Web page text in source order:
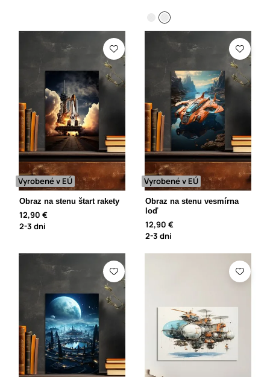
Vyrobené v EÚ
Obraz na stenu štart rakety
12,90 €
2-3 dni
Vyrobené v EÚ
Obraz na stenu vesmírna
loď
12,90 €
2-3 dni